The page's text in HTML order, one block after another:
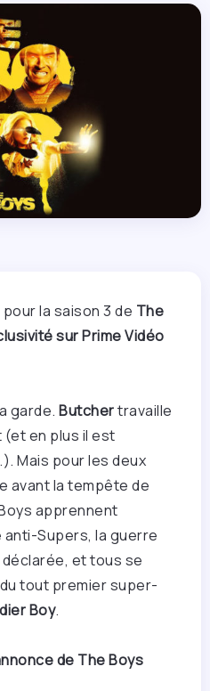
la saison 3 de The
sur Prime Vidéo
garde. Butchertravaille
en plus il est
Mais pour les deux
avant la tempête de
apprennent
anti-Supers, la guerre
et tous se
tout premier super-
Boy.
de The Boys